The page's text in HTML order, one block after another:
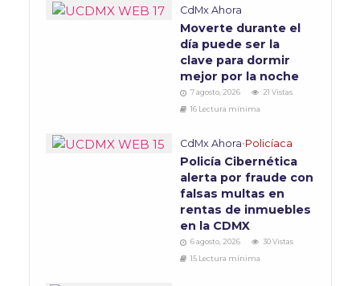
CdMx Ahora
Moverte durante el
día puede ser la
clave para dormir
mejor por la noche
7 agosto, 2026
21 Vistas
16 Lectura mínima
CdMx Ahora•Policíaca
Policía Cibernética
alerta por fraude con
falsas multas en
rentas de inmuebles
en la CDMX
6 agosto, 2026
30 Vistas
15 Lectura mínima